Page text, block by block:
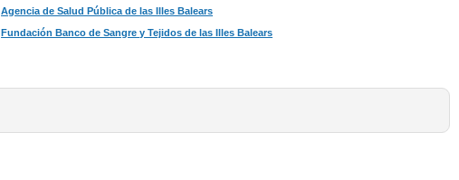
Agencia de Salud Pública de las Illes Balears
Fundación Banco de Sangre y Tejidos de las Illes Balears